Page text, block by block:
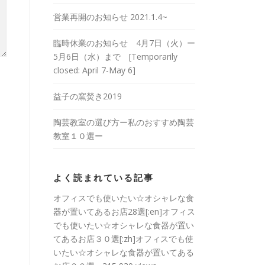
営業再開のお知らせ 2021.1.4~
臨時休業のお知らせ 4月7日（火）ー
5月6日（水）まで [Temporarily
closed: April 7-May 6]
益子の窯焚き2019
陶芸教室の選び方ー私のおすすめ陶芸
教室１０選ー
よく読まれている記事
オフィスでも使いたい☆オシャレな食
器が置いてあるお店28選[:en]オフィス
でも使いたい☆オシャレな食器が置い
てあるお店３０選[:zh]オフィスでも使
いたい☆オシャレな食器が置いてある